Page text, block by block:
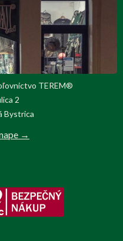
TEREM®
2
Bystrica
→